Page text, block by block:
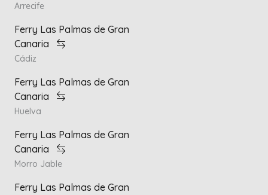
Arrecife
Ferry Las Palmas de Gran
Canaria
Cádiz
Ferry Las Palmas de Gran
Canaria
Huelva
Ferry Las Palmas de Gran
Canaria
Morro Jable
Ferry Las Palmas de Gran